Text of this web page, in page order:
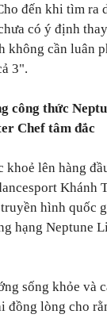
đến khi tìm ra
có ý định
không cần luân
3".
công thức
Chef tâm đắc
khoẻ lên hàng
Khánh
hình quốc
hạng Neptune
sống khỏe và
đồng lòng cho